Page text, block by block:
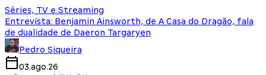
Séries, TV e Streaming
Entrevista: Benjamin Ainsworth, de A Casa do Dragão, fala
de dualidade de Daeron Targaryen
Pedro Siqueira
03.ago.26